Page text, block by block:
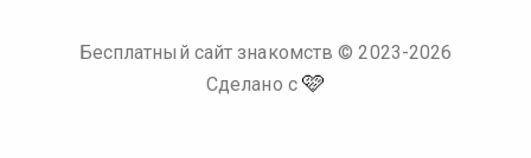
Бесплатный сайт знакомств © 2023-2026
Сделано с 🩷